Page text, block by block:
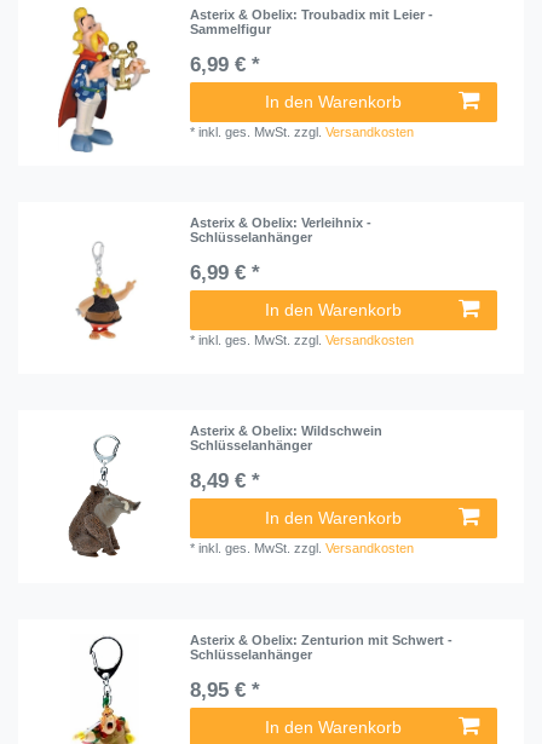
Asterix & Obelix: Troubadix mit Leier -
Sammelfigur
6,99 € *
In den Warenkorb
*inkl. ges. MwSt. zzgl.Versandkosten
Asterix & Obelix: Verleihnix -
Schlüsselanhänger
6,99 € *
In den Warenkorb
*inkl. ges. MwSt. zzgl.Versandkosten
Asterix & Obelix: Wildschwein
Schlüsselanhänger
8,49 € *
In den Warenkorb
*inkl. ges. MwSt. zzgl.Versandkosten
Asterix & Obelix: Zenturion mit Schwert -
Schlüsselanhänger
8,95 € *
In den Warenkorb